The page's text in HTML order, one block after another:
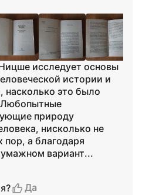
исследует основы
истории и
насколько это было
Любопытные
природу
нисколько не
пор, а благодаря
вариант...
Да